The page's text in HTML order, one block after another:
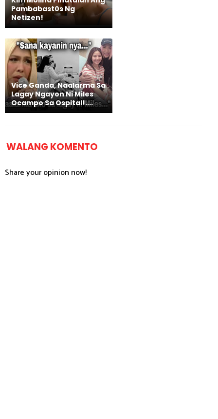
Pambabast0s Ng
Netizen!
Vice Ganda, Naalarma Sa
Lagay Ngayon Ni Miles
Ocampo Sa Ospital!....
WALANG KOMENTO
Share your opinion now!